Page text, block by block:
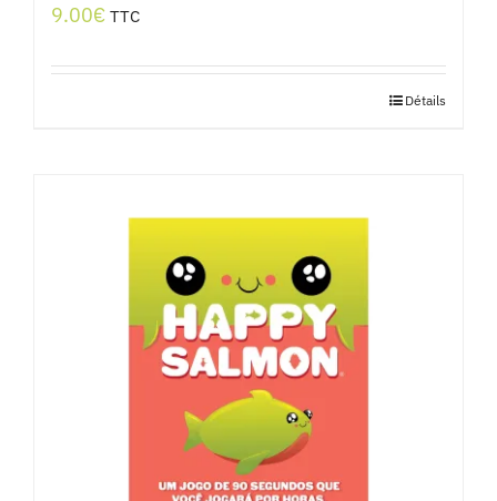
9.00€ TTC
Détails